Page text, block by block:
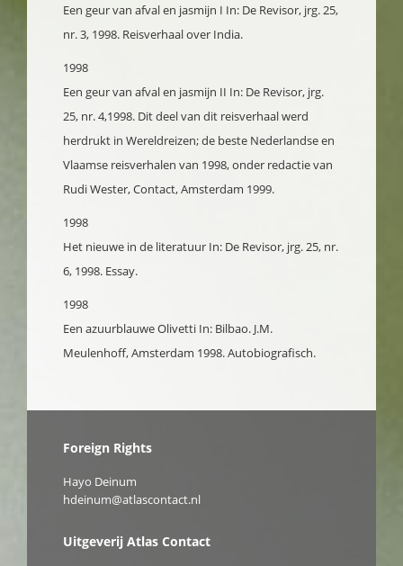
Een geur van afval en jasmijn I In: De Revisor, jrg. 25,
nr. 3, 1998. Reisverhaal over India.
1998
Een geur van afval en jasmijn II In: De Revisor, jrg.
25, nr. 4,1998. Dit deel van dit reisverhaal werd
herdrukt in Wereldreizen; de beste Nederlandse en
Vlaamse reisverhalen van 1998, onder redactie van
Rudi Wester, Contact, Amsterdam 1999.
1998
Het nieuwe in de literatuur In: De Revisor, jrg. 25, nr.
6, 1998. Essay.
1998
Een azuurblauwe Olivetti In: Bilbao. J.M.
Meulenhoff, Amsterdam 1998. Autobiografisch.
Foreign Rights
Hayo Deinum
hdeinum@atlascontact.nl
Uitgeverij Atlas Contact